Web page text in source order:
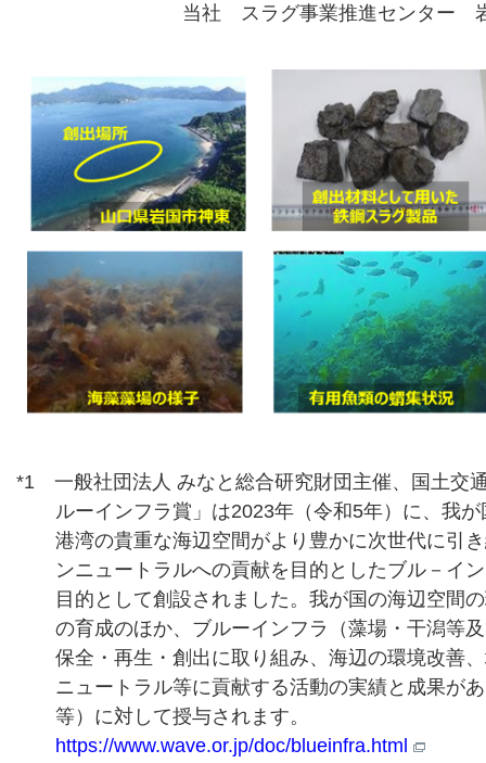
当社 スラグ事業推進センター
*1 一般社団法人 みなと総合研究財団主催、国土交
ルーインフラ賞」は2023年（令和5年）に、我
港湾の貴重な海辺空間がより豊かに次世代に引
ンニュートラルへの貢献を目的としたブル－イ
目的として創設されました。我が国の海辺空間
の育成のほか、ブルーインフラ（藻場・干潟等
保全・再生・創出に取り組み、海辺の環境改善
ニュートラル等に貢献する活動の実績と成果が
等）に対して授与されます。
https://www.wave.or.jp/doc/blueinfra.html